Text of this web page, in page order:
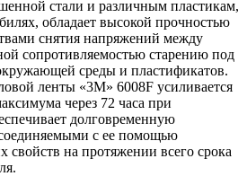
стали и различным пластикам,
обладает высокой прочностью
снятия напряжений между
сопротивляемостью старению под
среды и пластификатов.
ленты «3М» 6008F усиливается
через 72 часа при
долговременную
с ее помощью
свойств на протяжении всего срока